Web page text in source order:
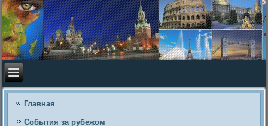
Главная
События за рубежом